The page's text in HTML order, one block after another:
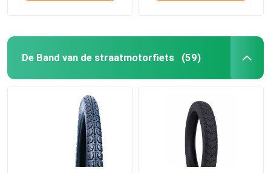
De Band van de straatmotorfiets (59)